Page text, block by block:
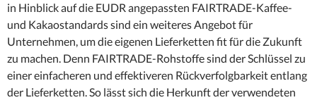
in Hinblick auf die EUDR angepassten FAIRTRADE-Kaffee-
und Kakaostandards sind ein weiteres Angebot für
Unternehmen, um die eigenen Lieferketten fit für die Zukunft
zu machen. Denn FAIRTRADE-Rohstoffe sind der Schlüssel zu
einer einfacheren und effektiveren Rückverfolgbarkeit entlang
der Lieferketten. So lässt sich die Herkunft der verwendeten